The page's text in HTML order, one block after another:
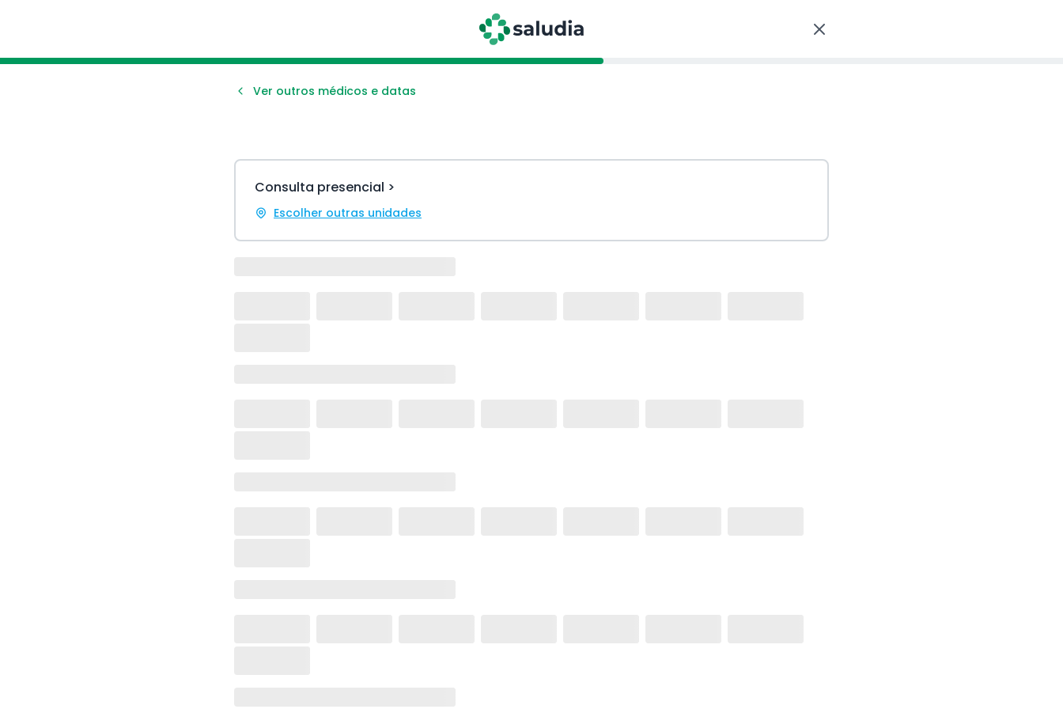
Ver outros médicos e datas
Consulta presencial >
Escolher outras unidades